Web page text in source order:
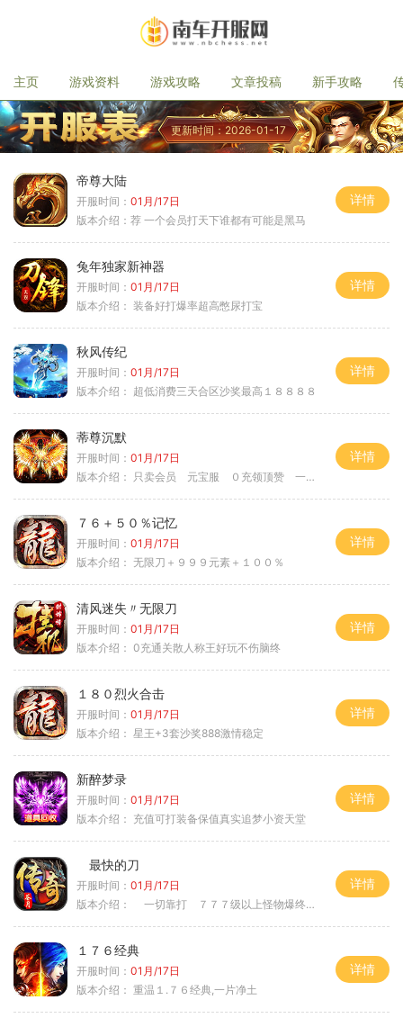
主页 游戏资料 游戏攻略 文章投稿 新手攻略
更新时间：2026-01-17
帝尊大陆
开服时间： 01月/17日
版本介绍： 荐 一个会员打天下谁都有可能是黑马
详情
兔年独家新神器
开服时间： 01月/17日
版本介绍： 装备好打爆率超高憋尿打宝
详情
秋风传纪
开服时间： 01月/17日
版本介绍： 超低消费三天合区沙奖最高１８８８８
详情
蒂尊沉默
开服时间： 01月/17日
版本介绍： 只卖会员 元宝服 ０充领顶赞 一切靠打
详情
７６＋５０％记忆
开服时间： 01月/17日
版本介绍： 无限刀＋９９９元素＋１００％
详情
清风迷失〃无限刀
开服时间： 01月/17日
版本介绍： 0充通关散人称王好玩不伤脑终
详情
１８０烈火合击
开服时间： 01月/17日
版本介绍： 星王+3套沙奖888激情稳定
详情
新醉梦录
开服时间： 01月/17日
版本介绍： 充值可打装备保值真实追梦小资天堂
详情
最快的刀
开服时间： 01月/17日
版本介绍：
一切靠打 ７７７级以上怪物爆终极
详情
１７６经典
开服时间： 01月/17日
版本介绍： 重温１.７６经典,一片净土
详情